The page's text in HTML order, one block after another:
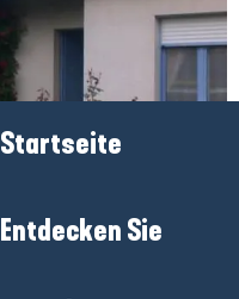
Startseite
Entdecken Sie